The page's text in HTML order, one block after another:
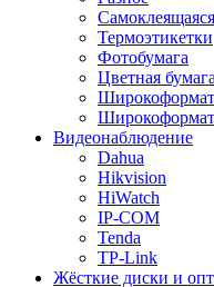
Термоэтикетки
Фотобумага
Цветная бумага
Видеонаблюдение
Dahua
Hikvision
HiWatch
IP-COM
Tenda
TP-Link
Жёсткие диски и